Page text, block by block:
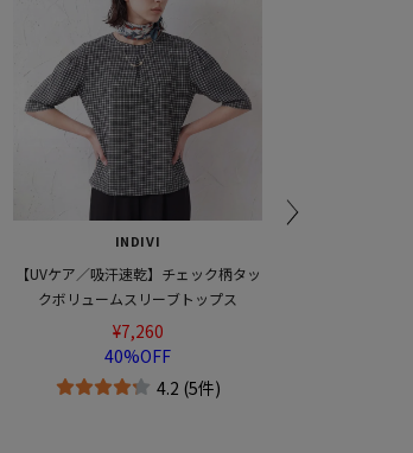
INDIVI
【さらっと素材／洗える】キカレース
ブラウス
¥12,320
30%OFF